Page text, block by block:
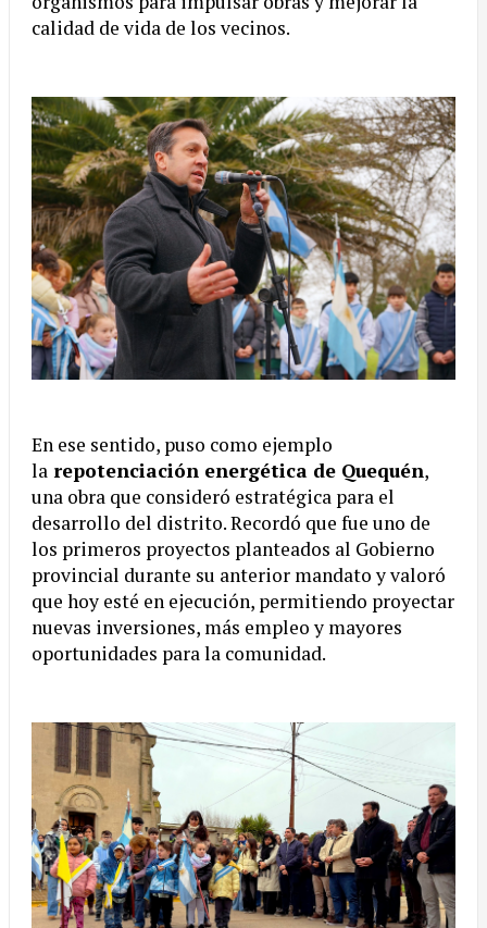
calidad de vida de los vecinos.
En ese sentido, puso como ejemplo
la repotenciación energética de Quequén,
una obra que consideró estratégica para el
desarrollo del distrito. Recordó que fue uno de
los primeros proyectos planteados al Gobierno
provincial durante su anterior mandato y valoró
que hoy esté en ejecución, permitiendo proyectar
nuevas inversiones, más empleo y mayores
oportunidades para la comunidad.